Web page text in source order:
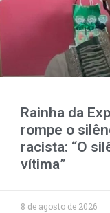
Rainha da
rompe o
racista: “O
vítima”
8 de agosto de 2026